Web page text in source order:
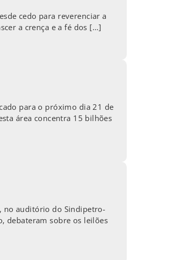
cedo para reverenciar a
a crença e a fé dos […]
para o próximo dia 21 de
área concentra 15 bilhões
no auditório do Sindipetro-
debateram sobre os leilões